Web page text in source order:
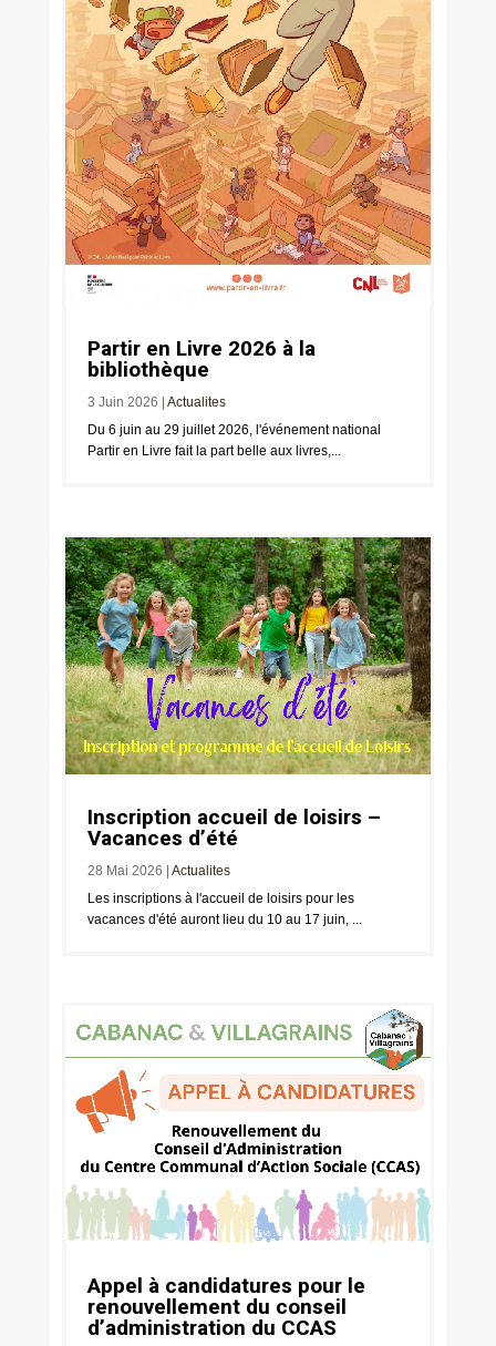
Partir en Livre 2026 à la
bibliothèque
3 Juin 2026 | Actualites
Du 6 juin au 29 juillet 2026, l'événement national
Partir en Livre fait la part belle aux livres,...
Inscription accueil de loisirs –
Vacances d’été
28 Mai 2026
Actualites
Les inscriptions à l'accueil de loisirs pour les
vacances d'été auront lieu du 10 au 17 juin, ...
Appel à candidatures pour le
renouvellement du conseil
d’administration du CCAS